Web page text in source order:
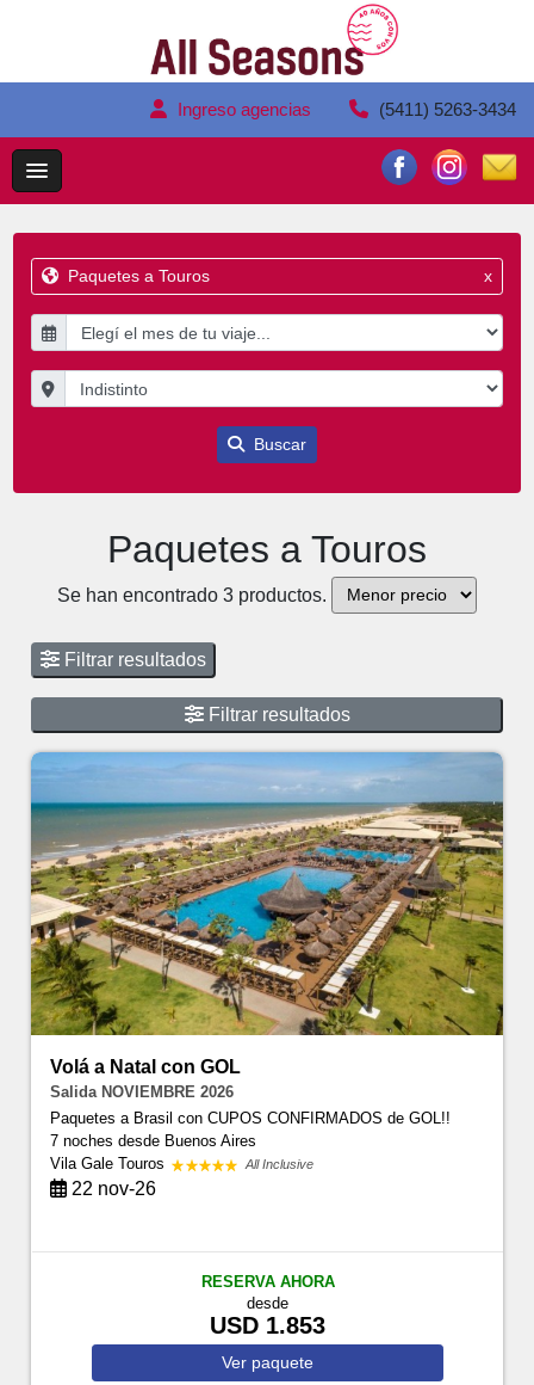
Ingreso agencias (5411) 5263-3434
Paquetes a Touros x
Buscar
Paquetes a Touros
Se han encontrado 3 productos.
Filtrar resultados
Filtrar resultados
Volá a Natal con GOL
Salida NOVIEMBRE 2026
Paquetes a Brasil con CUPOS CONFIRMADOS de GOL!!
7 nochesdesde Buenos Aires
Vila Gale Touros
All Inclusive
22 nov-26
RESERVA AHORA
desde
USD 1.853
Ver paquete